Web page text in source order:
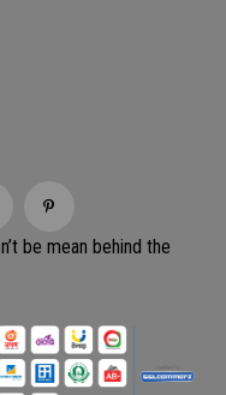
be mean behind the